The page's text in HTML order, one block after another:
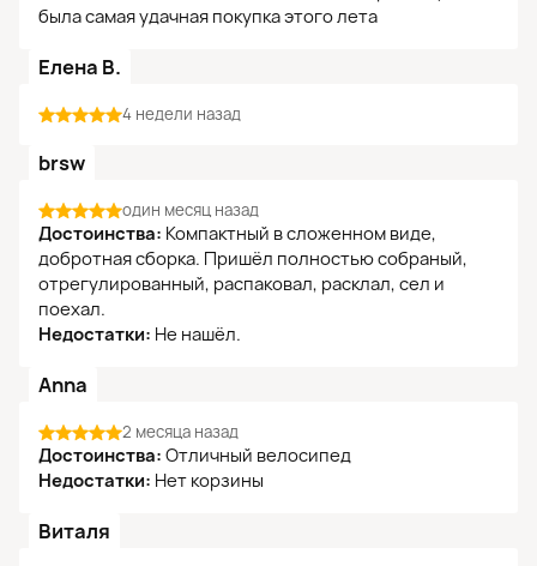
была самая удачная покупка этого лета
Елена В.
4 недели назад
brsw
один месяц назад
Достоинства: Компактный в сложенном виде,
добротная сборка. Пришёл полностью собраный,
отрегулированный, распаковал, расклал, сел и
поехал.
Недостатки: Не нашёл.
Anna
2 месяца назад
Достоинства: Отличный велосипед
Недостатки: Нет корзины
Виталя